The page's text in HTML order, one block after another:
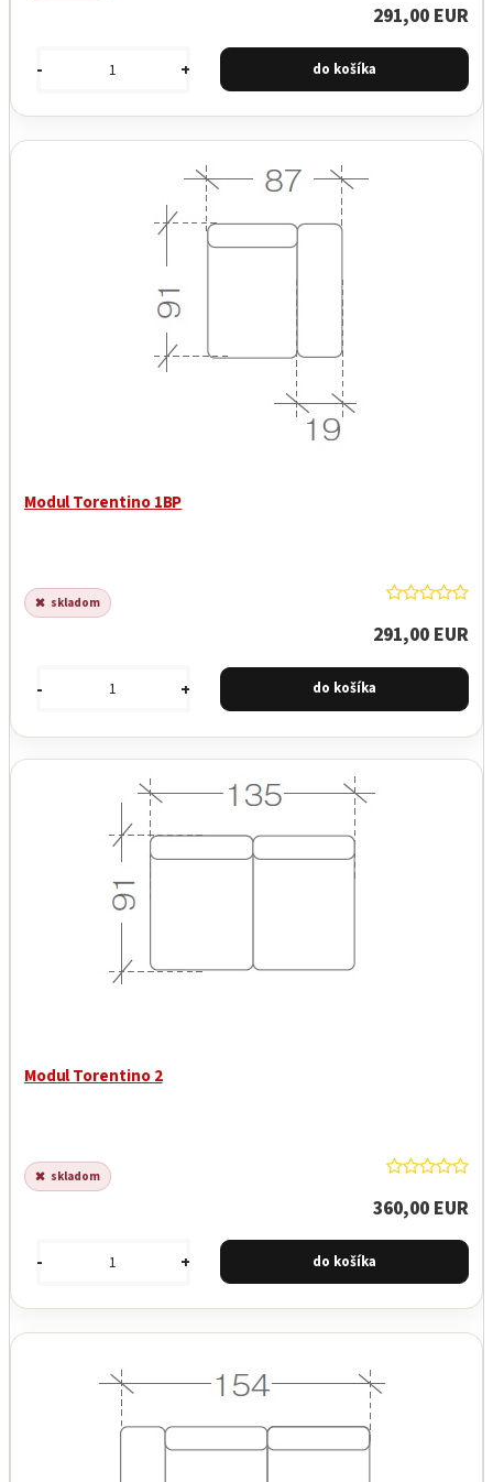
291,00 EUR
- +
Modul Torentino 1BP
291,00 EUR
skladom
- +
Modul Torentino 2
360,00 EUR
skladom
- +
Garancia najnižšej ceny